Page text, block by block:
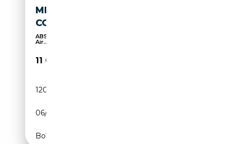
MINI COOPER S MINI 2.0
COOPER S HYPE
ABS, Start/Stop automatique, Airbags latéraux,
Air...
11 000€
120 000 km
06/2015
Boîte manuelle